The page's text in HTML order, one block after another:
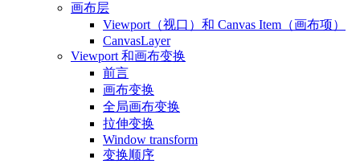
画布层
Viewport（视口）和 Canvas Item（画布项）
CanvasLayer
Viewport 和画布变换
前言
画布变换
全局画布变换
拉伸变换
Window transform
变换顺序